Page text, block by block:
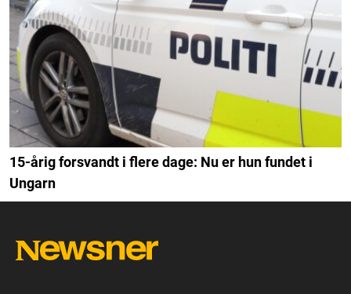
15-årig forsvandt i flere dage: Nu er hun fundet i
Ungarn